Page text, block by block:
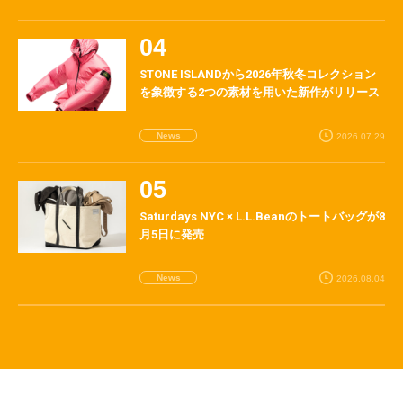
STONE ISLANDから2026年秋冬コレクション
を象徴する2つの素材を用いた新作がリリース
News 2026.07.29
Saturdays NYC × L.L.Beanのトートバッグが8
月5日に発売
News 2026.08.04